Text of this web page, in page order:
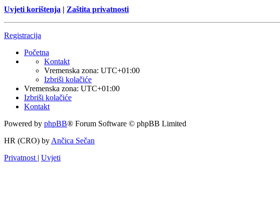
Uvjeti korištenja | Zaštita privatnosti
Registracija
Početna
Kontakt
Vremenska zona: UTC+01:00
Izbriši kolačiće
Vremenska zona: UTC+01:00
Izbriši kolačiće
Kontakt
Powered by phpBB® Forum Software © phpBB Limited
HR (CRO) by Ančica Sečan
Privatnost | Uvjeti